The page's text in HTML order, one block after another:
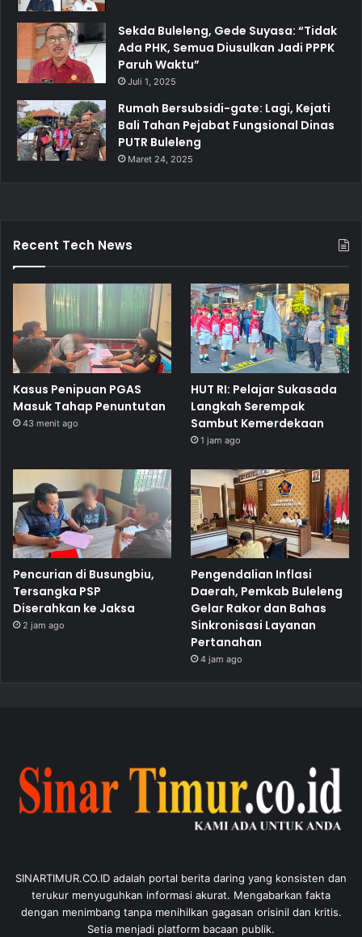
Sekda Buleleng, Gede Suyasa: “Tidak
Ada PHK, Semua Diusulkan Jadi PPPK
Paruh Waktu”
Juli 1, 2025
Rumah Bersubsidi-gate: Lagi, Kejati
Bali Tahan Pejabat Fungsional Dinas
PUTR Buleleng
Maret 24, 2025
Recent Tech News
Kasus Penipuan PGAS
Masuk Tahap Penuntutan
43 menit ago
HUT RI: Pelajar Sukasada
Langkah Serempak
Sambut Kemerdekaan
1 jam ago
Pencurian di Busungbiu,
Tersangka PSP
Diserahkan ke Jaksa
2 jam ago
Pengendalian Inflasi
Daerah, Pemkab Buleleng
Gelar Rakor dan Bahas
Sinkronisasi Layanan
Pertanahan
4 jam ago
SINARTIMUR.CO.ID adalah portal berita daring yang konsisten dan
terukur menyuguhkan informasi akurat. Mengabarkan fakta
dengan menimbang tanpa menihilkan gagasan orisinil dan kritis.
Setia menjadi platform bacaan publik.